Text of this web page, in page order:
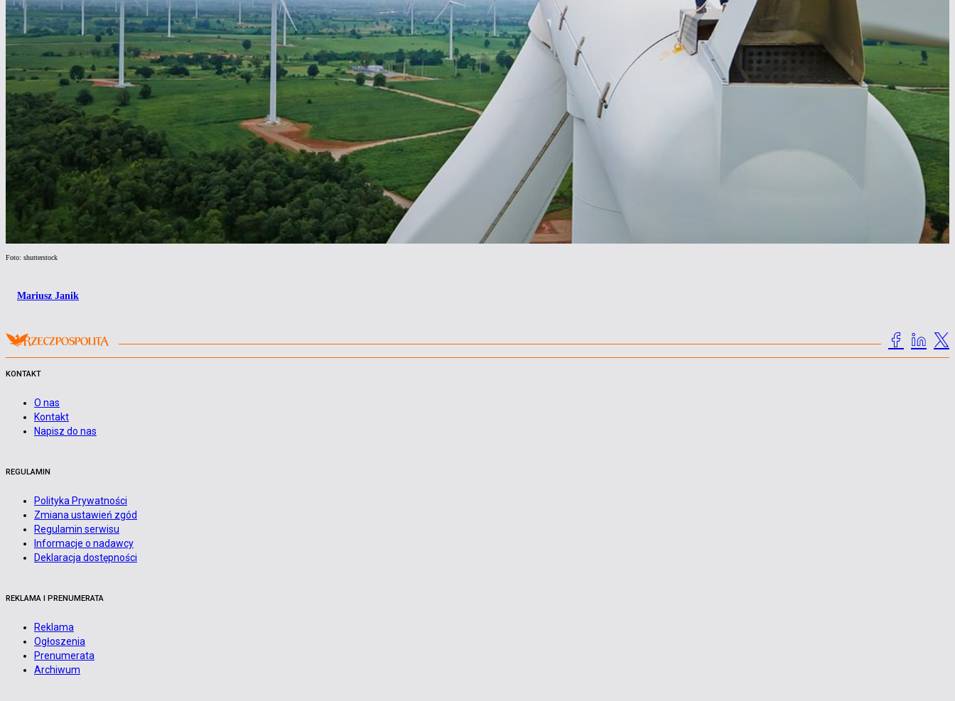
Foto: shutterstock
Mariusz Janik
KONTAKT
O nas
Kontakt
Napisz do nas
REGULAMIN
Polityka Prywatności
Zmiana ustawień zgód
Regulamin serwisu
Informacje o nadawcy
Deklaracja dostępności
REKLAMA I PRENUMERATA
Reklama
Ogłoszenia
Prenumerata
Archiwum